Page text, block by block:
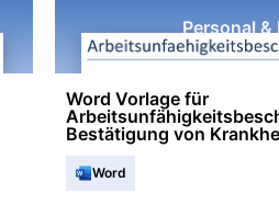
Personal &
Word Vorlage für
Bestätigung von
Word